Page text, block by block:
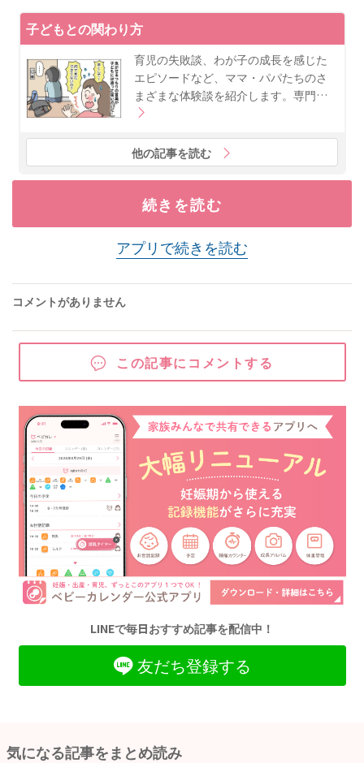
子どもとの関わり方
育児の失敗談、わが子の成長を感じた
エピソードなど、ママ・パパたちのさ
まざまな体験談を紹介します。専門…
他の記事を読む
続きを読む
アプリで続きを読む
コメントがありません
この記事にコメントする
LINEで毎日おすすめ記事を配信中！
友だち登録する
気になる記事をまとめ読み